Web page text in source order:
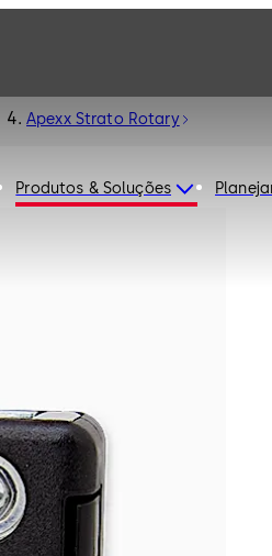
Produtos & Soluções
Apexx Strato Rotary